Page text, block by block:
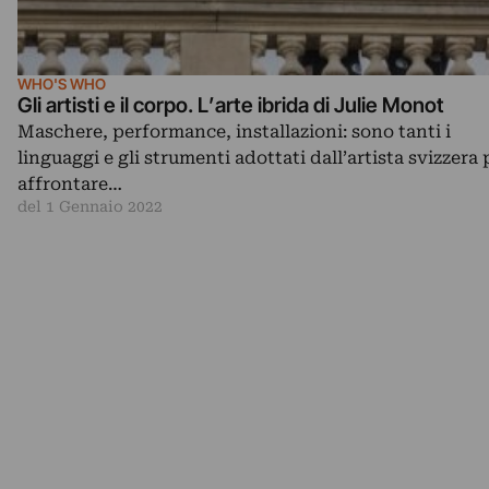
WHO'S WHO
Gli artisti e il corpo. L’arte ibrida di Julie Monot
Maschere, performance, installazioni: sono tanti i
linguaggi e gli strumenti adottati dall’artista svizzera
affrontare…
del 1 Gennaio 2022